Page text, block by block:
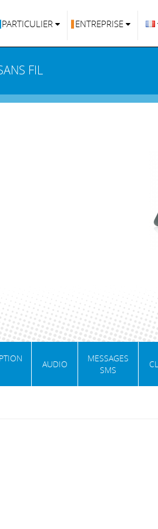
PARTICULIER ENTREPRISE
FIL
AUDIO
MESSAGES
SMS